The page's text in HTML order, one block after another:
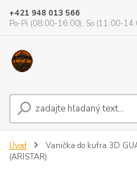
+421 948 013 566
Po-Pi (08:00-16:00), So (11:00-
Úvod
Vanička do kufra 3D
(ARISTAR)